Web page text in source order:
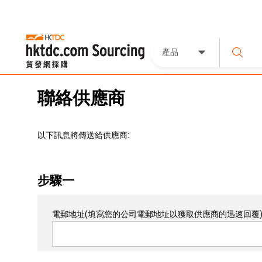
產品
聯絡供應商
以下訊息將傳送給供應商:
步驟一
電郵地址(填寫您的公司電郵地址以獲取供應商的迅速回覆)